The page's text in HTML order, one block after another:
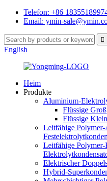
Telefon: +86
Email: ymin-
English
Heim
Produkte
Aluminium-
Flüssige
Flüssige
Leitfähige
Leitfähige
Elektrischer
Hybrid-